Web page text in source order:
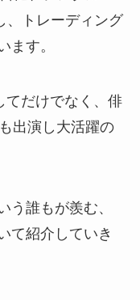
、トレーディング
ます。
てだけでなく、俳
出演し大活躍の
う誰もが羨む、
て紹介していき